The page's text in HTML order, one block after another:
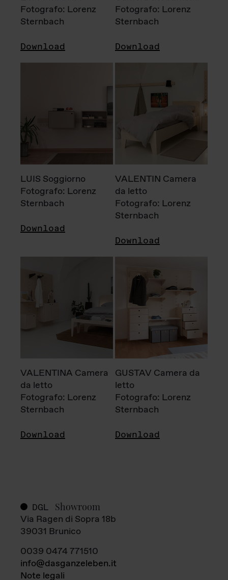
Fotografo: Lorenz
Sternbach
Download
Fotografo: Lorenz
Sternbach
Download
LUIS Soggiorno
Fotografo: Lorenz
Sternbach
Download
VALENTIN Camera
da letto
Fotografo: Lorenz
Sternbach
Download
VALENTINA Camera
da letto
Fotografo: Lorenz
Sternbach
Download
GUSTAV Camera da
letto
Fotografo: Lorenz
Sternbach
Download
DGL Showroom
Via Ragen di Sopra 18b
39031 Brunico
0039 0474 771510
info@dasganzeleben.it
Note legali